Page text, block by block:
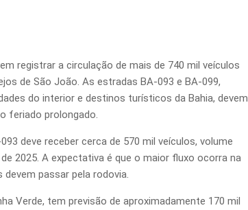
registrar a circulação de mais de 740 mil veículos
de São João. As estradas BA-093 e BA-099,
do interior e destinos turísticos da Bahia, devem
feriado prolongado.
deve receber cerca de 570 mil veículos, volume
2025. A expectativa é que o maior fluxo ocorra na
passar pela rodovia.
Verde, tem previsão de aproximadamente 170 mil